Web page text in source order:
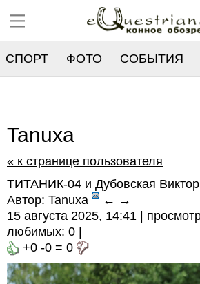
СПОРТ ФОТО СОБЫТИЯ
Tanuxa
« к странице пользователя
ТИТАНИК-04 и Дубовская
Автор: Tanuxa ← →
15 августа 2025, 14:41 |
любимых: 0
+0 -0 = 0